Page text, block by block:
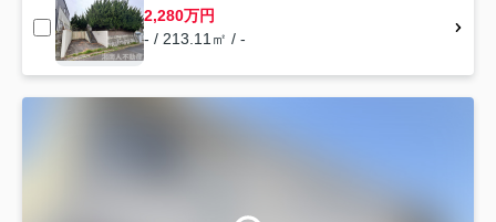
2,280万円
- / 213.11㎡ / -